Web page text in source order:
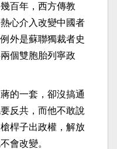
百年，西方傳教
心介入改變中國者
外是蘇聯獨裁者史
個雙胞胎列寧政
的一套，卻沒搞通
反共，而他不敢說
桿子出政權，解放
會改變。